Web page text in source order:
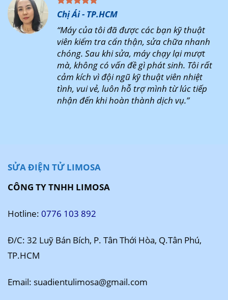
Chị Ái - TP.HCM
“Máy của tôi đã được các bạn kỹ thuật
viên kiểm tra cẩn thận, sửa chữa nhanh
chóng. Sau khi sửa, máy chạy lại mượt
mà, không có vấn đề gì phát sinh. Tôi rất
cảm kích vì đội ngũ kỹ thuật viên nhiệt
tình, vui vẻ, luôn hỗ trợ mình từ lúc tiếp
nhận đến khi hoàn thành dịch vụ.”
SỬA ĐIỆN TỬ LIMOSA
CÔNG TY TNHH LIMOSA
Hotline: 0776 103 892
Đ/C: 32 Luỹ Bán Bích, P. Tân Thới Hòa, Q.Tân Phú,
TP.HCM
Email: suadientulimosa@gmail.com